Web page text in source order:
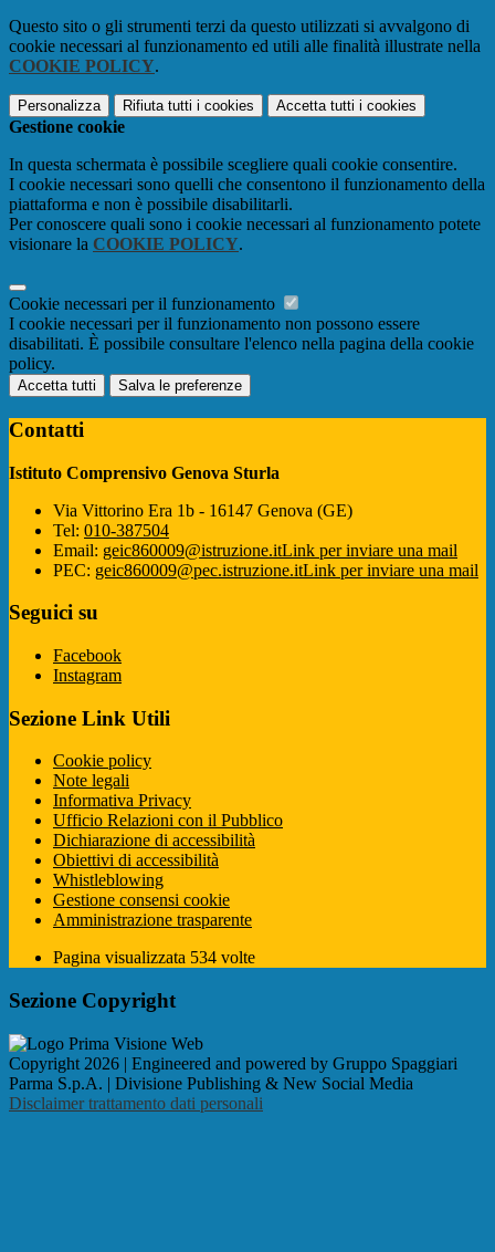
Questo sito o gli strumenti terzi da questo utilizzati si avvalgono di
cookie necessari al funzionamento ed utili alle finalità illustrate nella
COOKIE POLICY.
Personalizza Rifiuta tutti i cookies Accetta tutti i cookies
Gestione cookie
In questa schermata è possibile scegliere quali cookie consentire.
I cookie necessari sono quelli che consentono il funzionamento della
piattaforma e non è possibile disabilitarli.
Per conoscere quali sono i cookie necessari al funzionamento potete
visionare la COOKIE POLICY.
Cookie necessari per il funzionamento
I cookie necessari per il funzionamento non possono essere
disabilitati. È possibile consultare l'elenco nella pagina della cookie
policy.
Accetta tutti Salva le preferenze
Contatti
Istituto Comprensivo Genova Sturla
Via Vittorino Era 1b - 16147 Genova (GE)
Tel: 010-387504
Email: geic860009@istruzione.itLink per inviare una mail
PEC: geic860009@pec.istruzione.itLink per inviare una mail
Seguici su
Facebook
Instagram
Sezione Link Utili
Cookie policy
Note legali
Informativa Privacy
Ufficio Relazioni con il Pubblico
Dichiarazione di accessibilità
Obiettivi di accessibilità
Whistleblowing
Gestione consensi cookie
Amministrazione trasparente
Pagina visualizzata 534 volte
Sezione Copyright
Copyright 2026 | Engineered and powered by Gruppo Spaggiari
Parma S.p.A. | Divisione Publishing & New Social Media
Disclaimer trattamento dati personali